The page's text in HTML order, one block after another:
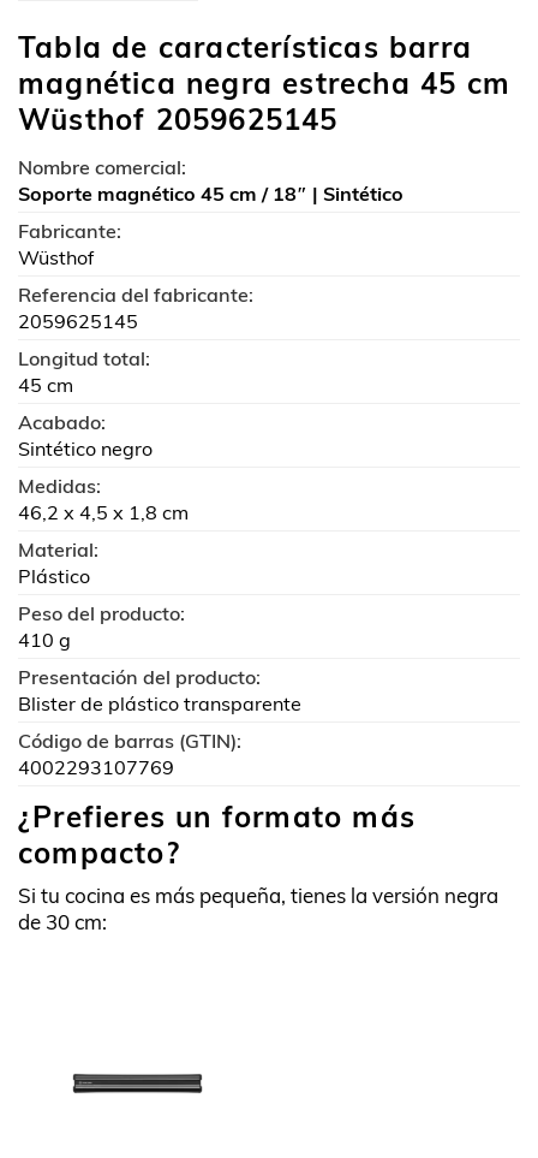
Tabla de características barra
magnética negra estrecha 45 cm
Wüsthof 2059625145
Nombre comercial:
Soporte magnético 45 cm / 18″ | Sintético
Fabricante:
Wüsthof
Referencia del fabricante:
2059625145
Longitud total:
45 cm
Acabado:
Sintético negro
Medidas:
46,2 x 4,5 x 1,8 cm
Material:
Plástico
Peso del producto:
410 g
Presentación del producto:
Blister de plástico transparente
Código de barras (GTIN):
4002293107769
¿Prefieres un formato más
compacto?
Si tu cocina es más pequeña, tienes la versión negra
de 30 cm: